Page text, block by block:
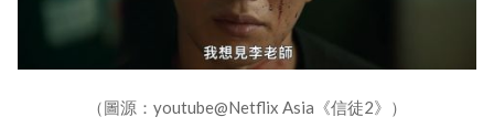
（圖源：youtube@Netflix Asia《信徒2》）